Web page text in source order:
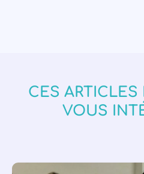
CES ARTICLES
VOUS